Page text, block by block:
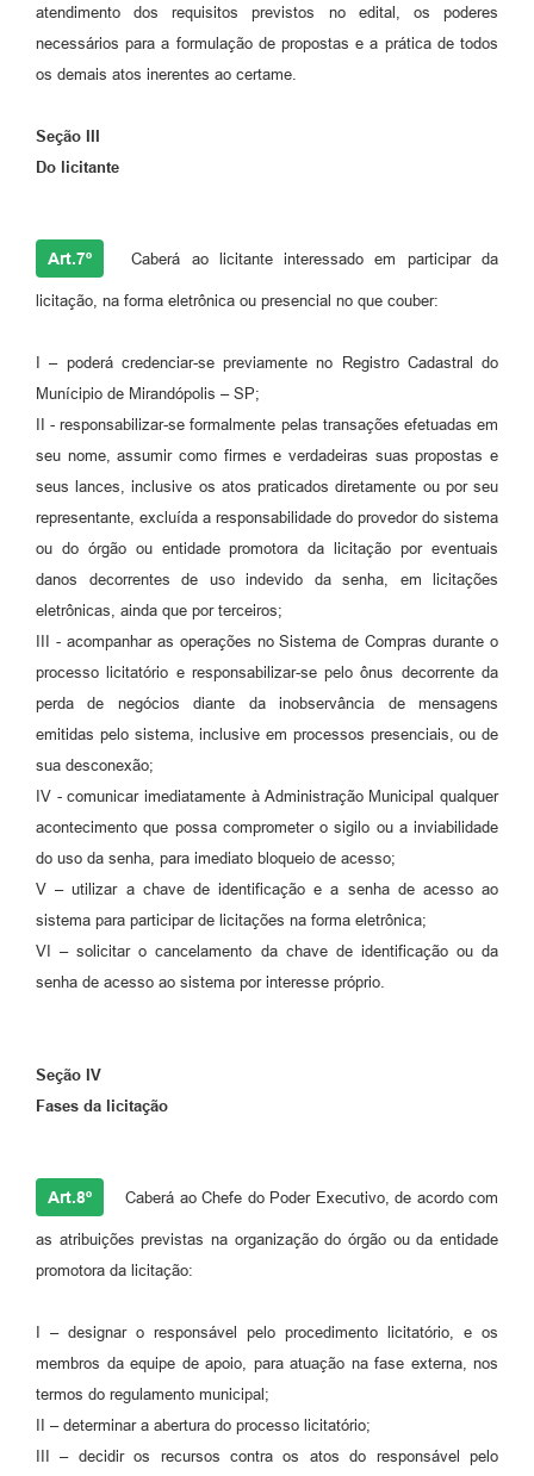
atendimento dos requisitos previstos no edital, os poderes
necessários para a formulação de propostas e a prática de todos
os demais atos inerentes ao certame.
Seção III
Do licitante
Art.7º Caberá ao licitante interessado em participar da
licitação, na forma eletrônica ou presencial no que couber:
I – poderá credenciar-se previamente no Registro Cadastral do
Munícipio de Mirandópolis – SP;
II - responsabilizar-se formalmente pelas transações efetuadas em
seu nome, assumir como firmes e verdadeiras suas propostas e
seus lances, inclusive os atos praticados diretamente ou por seu
representante, excluída a responsabilidade do provedor do sistema
ou do órgão ou entidade promotora da licitação por eventuais
danos decorrentes de uso indevido da senha, em licitações
eletrônicas, ainda que por terceiros;
III - acompanhar as operações no Sistema de Compras durante o
processo licitatório e responsabilizar-se pelo ônus decorrente da
perda de negócios diante da inobservância de mensagens
emitidas pelo sistema, inclusive em processos presenciais, ou de
sua desconexão;
IV - comunicar imediatamente à Administração Municipal qualquer
acontecimento que possa comprometer o sigilo ou a inviabilidade
do uso da senha, para imediato bloqueio de acesso;
V – utilizar a chave de identificação e a senha de acesso ao
sistema para participar de licitações na forma eletrônica;
VI – solicitar o cancelamento da chave de identificação ou da
senha de acesso ao sistema por interesse próprio.
Seção IV
Fases da licitação
Art.8º Caberá ao Chefe do Poder Executivo, de acordo com
as atribuições previstas na organização do órgão ou da entidade
promotora da licitação:
I – designar o responsável pelo procedimento licitatório, e os
membros da equipe de apoio, para atuação na fase externa, nos
termos do regulamento municipal;
II – determinar a abertura do processo licitatório;
III – decidir os recursos contra os atos do responsável pelo